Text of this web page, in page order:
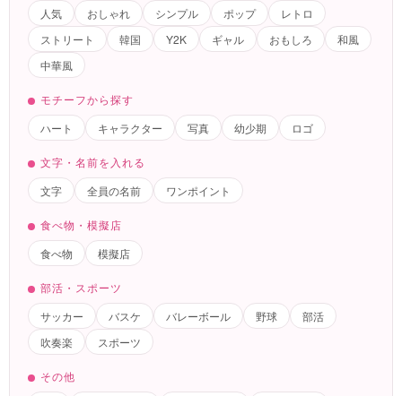
人気
おしゃれ シンプル ポップ
レトロ
ストリート
韓国 Y2K ギャル おもしろ
和風
中華風
モチーフから探す
ハート
キャラクター 写真 幼少期 ロゴ
文字・名前を入れる
文字
全員の名前 ワンポイント
食べ物・模擬店
食べ物
模擬店
部活・スポーツ
サッカー
バスケ バレーボール 野球
部活
吹奏楽
スポーツ
その他